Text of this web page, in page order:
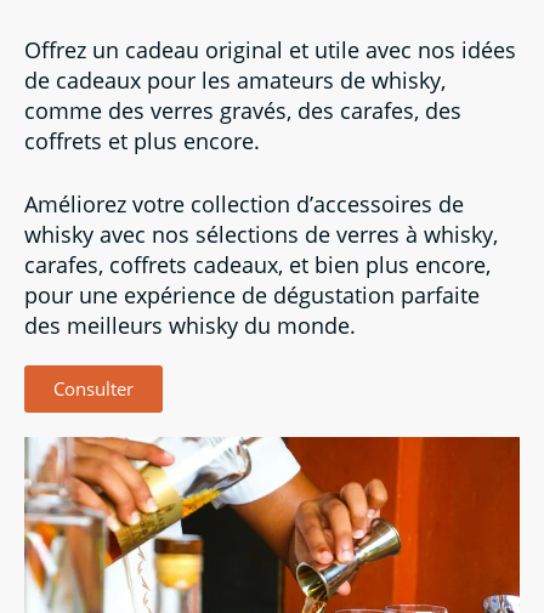
Offrez un cadeau original et utile avec nos idées
de cadeaux pour les amateurs de whisky,
comme des verres gravés, des carafes, des
coffrets et plus encore.
Améliorez votre collection d’accessoires de
whisky avec nos sélections de verres à whisky,
carafes, coffrets cadeaux, et bien plus encore,
pour une expérience de dégustation parfaite
des meilleurs whisky du monde.
Consulter